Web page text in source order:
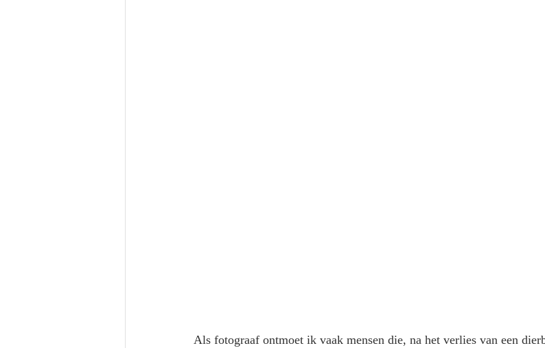
Als fotograaf ontmoet ik vaak mensen die, na het verlies van een